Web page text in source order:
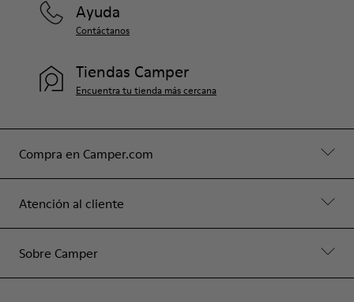
Compra en Camper.com
Atención al cliente
Sobre Camper
Ayuda
Contáctanos
Tiendas Camper
Encuentra tu tienda más cercana